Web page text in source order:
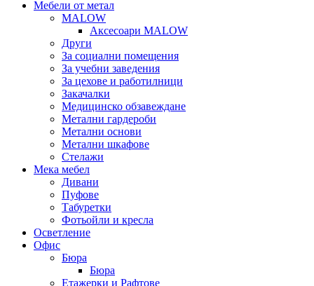
Мебели от метал
MALOW
Аксесоари MALOW
Други
За социални помещения
За учебни заведения
За цехове и работилници
Закачалки
Медицинско обзавеждане
Метални гардероби
Метални основи
Метални шкафове
Стелажи
Мека мебел
Дивани
Пуфове
Табуретки
Фотьойли и кресла
Осветление
Офис
Бюра
Бюра
Етажерки и Рафтове